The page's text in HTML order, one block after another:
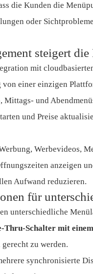
die Kunden die
oder
steigert
mit
einer einzigen
und
und Preise
Werbevideos,
anzeigen
Aufwand reduzieren.
für
unterschiedliche
Schalter mit
zu werden.
synchronisierte